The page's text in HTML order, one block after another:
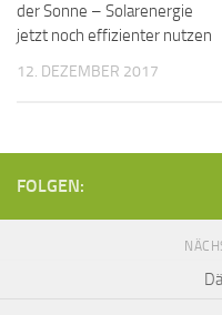
der Sonne – Solarenergie
jetzt noch effizienter nutzen
12. DEZEMBER 2017
FOLGEN: